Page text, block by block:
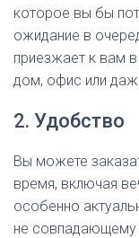
которое вы бы
ожидание в
приезжает к вам
дом, офис или
2. Удобство
Вы можете
время, включая
особенно
не совпадающему